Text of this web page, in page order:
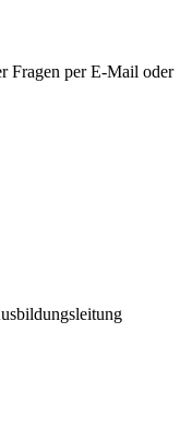
Fragen per E-Mail oder